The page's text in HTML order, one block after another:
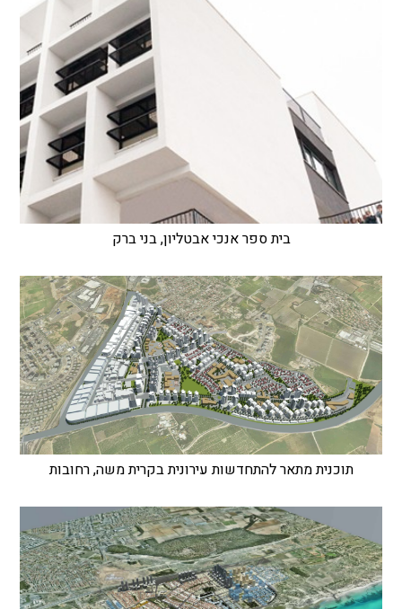
בית ספר אנכי אבטליון, בני ברק
תוכנית מתאר להתחדשות עירונית בקרית משה, רחובות